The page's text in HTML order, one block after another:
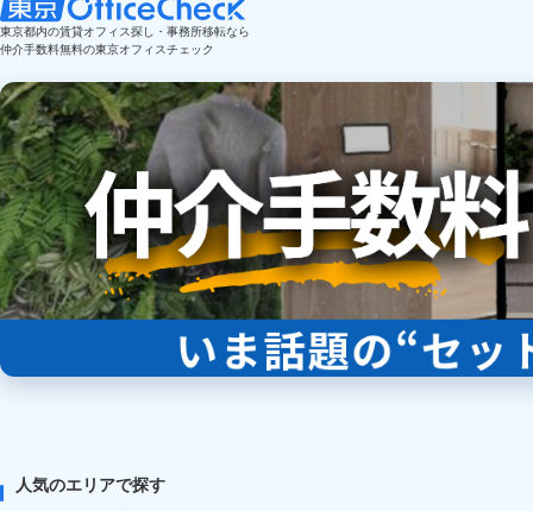
東京都内の賃貸オフィス探し・事務所移転なら
仲介手数料無料の東京オフィスチェック
人気のエリアで探す